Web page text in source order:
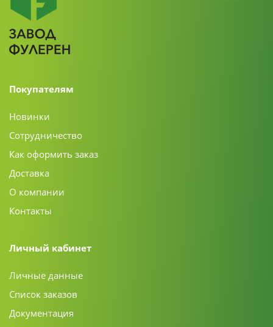
Покупателям
Новинки
Сотрудничество
Как оформить заказ
Доставка
О компании
Контакты
Личный кабинет
Личные данные
Список заказов
Документация